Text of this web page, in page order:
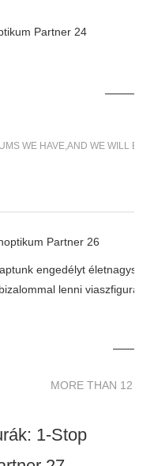
WE HAVE,AND WE WILL
engedélyt
lenni
MORE THAN 12